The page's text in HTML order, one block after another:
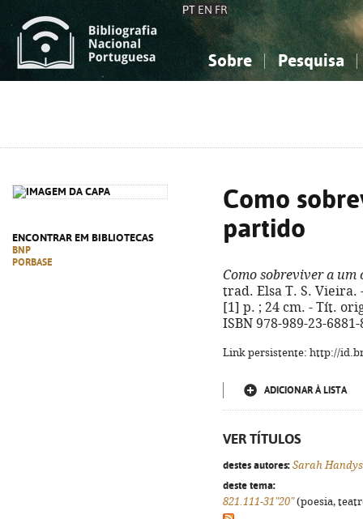
PT EN FR
Sobre Pesquisa
ENCONTRAR EM BIBLIOTECAS
BNP
PORBASE
Como
partido
Como sobreviver a um
trad. Elsa T. S. Vieira.
[1] p. ; 24 cm. - Tít.
ISBN 978-989-23-6881-
Link persistente: http://
ADICIONAR À LISTA
VER TÍTULOS
destes autores: Sarah
deste tema:
821.111-31"20"(poesia,